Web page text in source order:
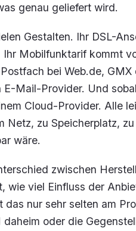
genau geliefert wird.
Gestalten. Ihr DSL-
Mobilfunktarif kommt
bei Web.de, GMX
Mail-Provider. Und
Cloud-Provider. Alle
Netz, zu Speicherplatz,
wäre.
zwischen
wie viel Einfluss der
nur sehr selten am
oder die